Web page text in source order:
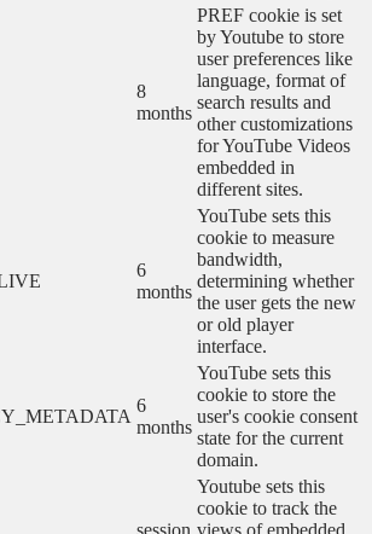
8
months
PREF cookie is set
by Youtube to store
user preferences like
language, format of
search results and
other customizations
for YouTube Videos
embedded in
different sites.
6
months
YouTube sets this
cookie to measure
bandwidth,
determining whether
the user gets the new
or old player
interface.
6
months
YouTube sets this
cookie to store the
user's cookie consent
state for the current
domain.
session
Youtube sets this
cookie to track the
views of embedded